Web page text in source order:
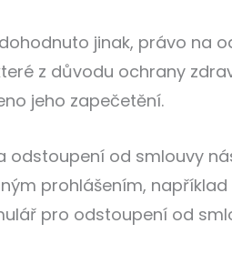
jinak, právo na
z důvodu ochrany
jeho zapečetění.
odstoupení od smlouvy
prohlášením,
pro odstoupení od